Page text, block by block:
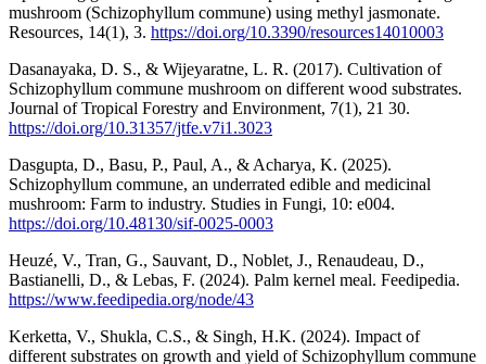
mushroom (Schizophyllum commune) using methyl jasmonate.
Resources, 14(1), 3. https://doi.org/10.3390/resources14010003
Dasanayaka, D. S., & Wijeyaratne, L. R. (2017). Cultivation of
Schizophyllum commune mushroom on different wood substrates.
Journal of Tropical Forestry and Environment, 7(1), 21 30.
https://doi.org/10.31357/jtfe.v7i1.3023
Dasgupta, D., Basu, P., Paul, A., & Acharya, K. (2025).
Schizophyllum commune, an underrated edible and medicinal
mushroom: Farm to industry. Studies in Fungi, 10: e004.
https://doi.org/10.48130/sif-0025-0003
Heuzé, V., Tran, G., Sauvant, D., Noblet, J., Renaudeau, D.,
Bastianelli, D., & Lebas, F. (2024). Palm kernel meal. Feedipedia.
https://www.feedipedia.org/node/43
Kerketta, V., Shukla, C.S., & Singh, H.K. (2024). Impact of
different substrates on growth and yield of Schizophyllum commune